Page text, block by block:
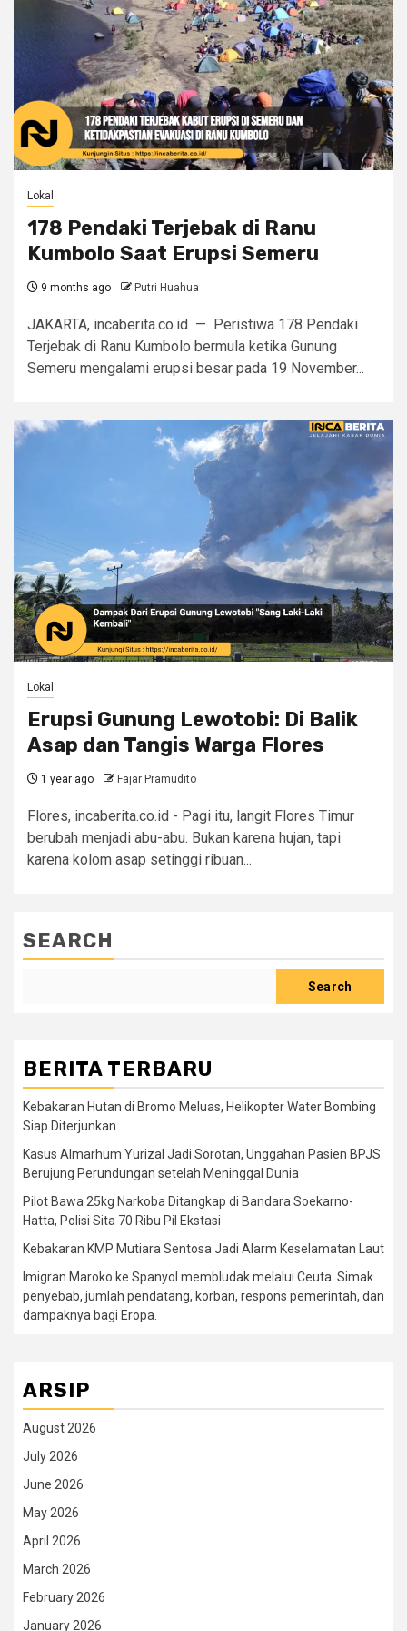
Lokal
178 Pendaki Terjebak di Ranu
Kumbolo Saat Erupsi Semeru
9 months ago Putri Huahua
JAKARTA, incaberita.co.id — Peristiwa 178 Pendaki
Terjebak di Ranu Kumbolo bermula ketika Gunung
Semeru mengalami erupsi besar pada 19 November...
Lokal
Erupsi Gunung Lewotobi: Di Balik
Asap dan Tangis Warga Flores
1 year ago Fajar Pramudito
Flores, incaberita.co.id - Pagi itu, langit Flores Timur
berubah menjadi abu-abu. Bukan karena hujan, tapi
karena kolom asap setinggi ribuan...
SEARCH
Search
BERITA TERBARU
Kebakaran Hutan di Bromo Meluas, Helikopter Water Bombing
Siap Diterjunkan
Kasus Almarhum Yurizal Jadi Sorotan, Unggahan Pasien BPJS
Berujung Perundungan setelah Meninggal Dunia
Pilot Bawa 25kg Narkoba Ditangkap di Bandara Soekarno-
Hatta, Polisi Sita 70 Ribu Pil Ekstasi
Kebakaran KMP Mutiara Sentosa Jadi Alarm Keselamatan Laut
Imigran Maroko ke Spanyol membludak melalui Ceuta. Simak
penyebab, jumlah pendatang, korban, respons pemerintah, dan
dampaknya bagi Eropa.
ARSIP
August 2026
July 2026
June 2026
May 2026
April 2026
March 2026
February 2026
January 2026